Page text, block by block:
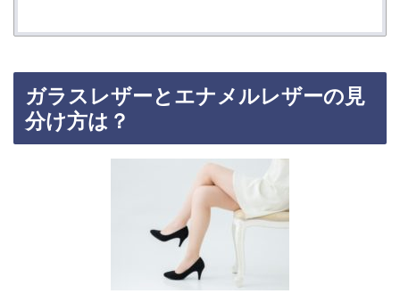
ガラスレザーとエナメルレザーの見
分け方は？